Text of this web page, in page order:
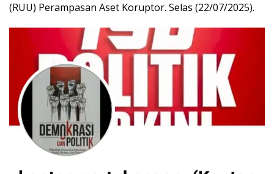
(RUU) Perampasan Aset Koruptor. Selas (22/07/2025).